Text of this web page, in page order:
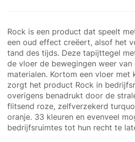
Rock is een product dat speelt
een oud effect creëert, alsof het
tand des tijds. Deze tapijttegel
de vloer de bewegingen weer van
materialen. Kortom een vloer met
zorgt het product Rock in
overigens benadrukt door de
flitsend roze, zelfverzekerd
oranje. 33 kleuren en evenveel
bedrijfsruimtes tot hun recht te